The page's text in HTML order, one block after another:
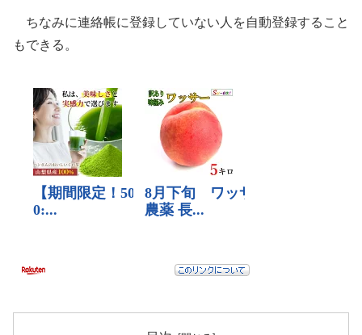
ちなみに連絡帳に登録していない人を自動登録すること
もできる。